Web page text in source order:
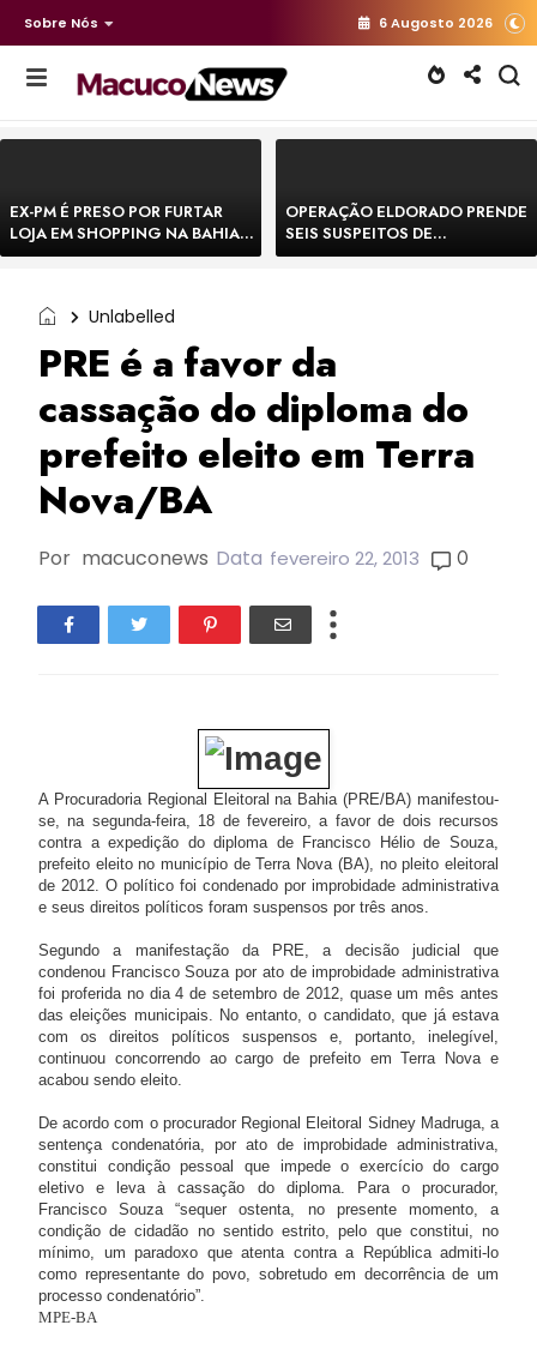
Sobre Nós 6 Augosto 2026
EX-PM É PRESO POR FURTAR
LOJA EM SHOPPING NA BAHIA E
ESCAPA CORRENDO DE
OPERAÇÃO ELDORADO PRENDE
SEIS SUSPEITOS DE
MOVIMENTAR R$ 25 MILHÕES
Unlabelled
PRE é a favor da
cassação do diploma do
prefeito eleito em Terra
Nova/BA
Por macuconews Data fevereiro 22, 2013 0
A Procuradoria Regional Eleitoral na Bahia (PRE/BA) manifestou-
se, na segunda-feira, 18 de fevereiro, a favor de dois recursos
contra a expedição do diploma de Francisco Hélio de Souza,
prefeito eleito no município de Terra Nova (BA), no pleito eleitoral
de 2012. O político foi condenado por improbidade administrativa
e seus direitos políticos foram suspensos por três anos.
Segundo a manifestação da PRE, a decisão judicial que
condenou Francisco Souza por ato de improbidade administrativa
foi proferida no dia 4 de setembro de 2012, quase um mês antes
das eleições municipais. No entanto, o candidato, que já estava
com os direitos políticos suspensos e, portanto, inelegível,
continuou concorrendo ao cargo de prefeito em Terra Nova e
acabou sendo eleito.
De acordo com o procurador Regional Eleitoral Sidney Madruga, a
sentença condenatória, por ato de improbidade administrativa,
constitui condição pessoal que impede o exercício do cargo
eletivo e leva à cassação do diploma. Para o procurador,
Francisco Souza “sequer ostenta, no presente momento, a
condição de cidadão no sentido estrito, pelo que constitui, no
mínimo, um paradoxo que atenta contra a República admiti-lo
como representante do povo, sobretudo em decorrência de um
processo condenatório”.
MPE-BA